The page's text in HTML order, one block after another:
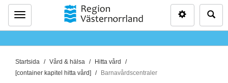
Meny
D
u
Startsida Vård & hälsa
Hitta vård
[container kapitel hitta vård]
Barnavårdscentraler